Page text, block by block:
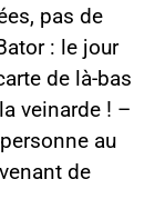
pas de
: le jour
de là-bas
veinarde ! –
au
de